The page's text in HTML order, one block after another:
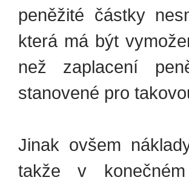
peněžité částky
která má být
než zaplacení
stanovené pro
Jinak ovšem
takže v